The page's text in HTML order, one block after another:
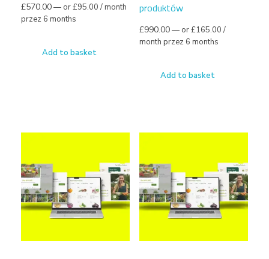
£570.00— or£95.00 / month
przez 6 months
Add to basket
produktów
£990.00—or£165.00 /
month przez 6 months
Add to basket